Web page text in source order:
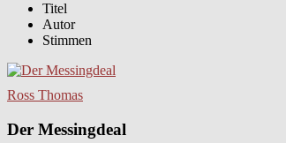
Titel
Autor
Stimmen
Ross Thomas
Der Messingdeal